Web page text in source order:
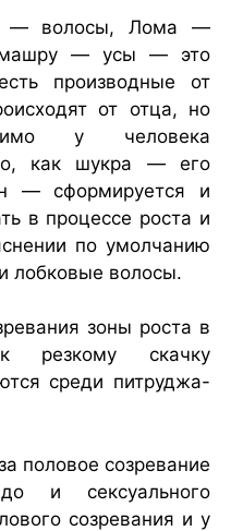
— волосы, Лома —
— усы — это
производные от
от отца, но
у человека
как шукра — его
— сформируется и
в процессе роста и
по умолчанию
лобковые волосы.
зоны роста в
резкому скачку
среди питруджа-
половое созревание
и сексуального
созревания и у